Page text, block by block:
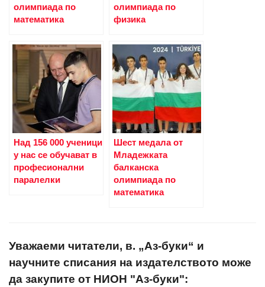
олимпиада по
математика
олимпиада по
физика
Над 156 000 ученици
у нас се обучават в
професионални
паралелки
Шест медала от
Младежката
балканска
олимпиада по
математика
Уважаеми читатели, в. „Аз-буки“ и
научните списания на издателството може
да закупите от НИОН "Аз-буки":